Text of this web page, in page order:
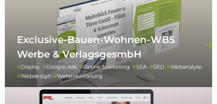
Exclusive-Bauen-Wohnen-WBS
Werbe & VerlagsgesmbH
Display Google Ads Online Marketing SEA SEO
Webanalyse
Webdesign
Webentwicklung